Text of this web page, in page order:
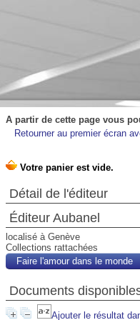
A partir de cette page vous
Retourner au premier écran
Détail de l'éditeur
Éditeur Aubanel
localisé à Genève
Collections rattachées
Faire l'amour dans le monde
Documents
Ajouter le résultat